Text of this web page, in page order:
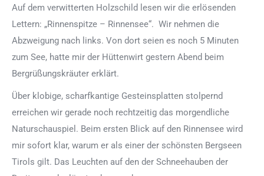
Auf dem verwitterten Holzschild lesen wir die erlösenden
Lettern: „Rinnenspitze – Rinnensee“. Wir nehmen die
Abzweigung nach links. Von dort seien es noch 5 Minuten
zum See, hatte mir der Hüttenwirt gestern Abend beim
Bergrüßungskräuter erklärt.
Über klobige, scharfkantige Gesteinsplatten stolpernd
erreichen wir gerade noch rechtzeitig das morgendliche
Naturschauspiel. Beim ersten Blick auf den Rinnensee wird
mir sofort klar, warum er als einer der schönsten Bergseen
Tirols gilt. Das Leuchten auf den der Schneehauben der